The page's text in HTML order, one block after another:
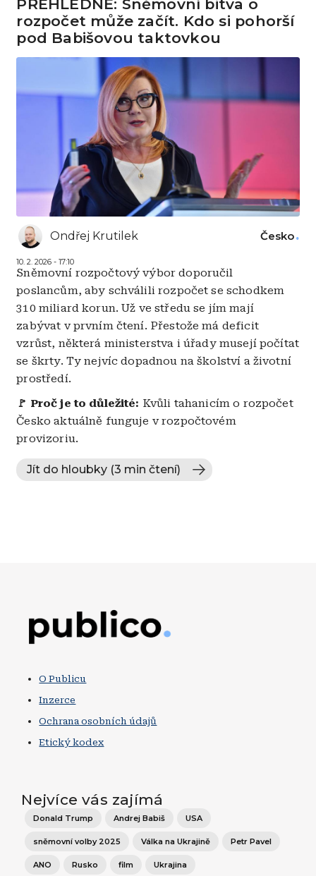
PŘEHLEDNĚ: Sněmovní bitva o
rozpočet může začít. Kdo si pohorší
pod Babišovou taktovkou
Ondřej Krutilek
10. 2. 2026 - 17:10
Česko
Sněmovní rozpočtový výbor doporučil
poslancům, aby schválili rozpočet se schodkem
310 miliard korun. Už ve středu se jím mají
zabývat v prvním čtení. Přestože má deficit
vzrůst, některá ministerstva i úřady musejí počítat
se škrty. Ty nejvíc dopadnou na školství a životní
prostředí.
🚩 Proč je to důležité: Kvůli tahanicím o rozpočet
Česko aktuálně funguje v rozpočtovém
provizoriu.
Jít do hloubky (3 min čtení)
O Publicu
Inzerce
Ochrana osobních údajů
Etický kodex
Nejvíce vás zajímá
Donald Trump Andrej Babiš USA
sněmovní volby 2025 Válka na Ukrajině Petr Pavel
ANO Rusko film Ukrajina